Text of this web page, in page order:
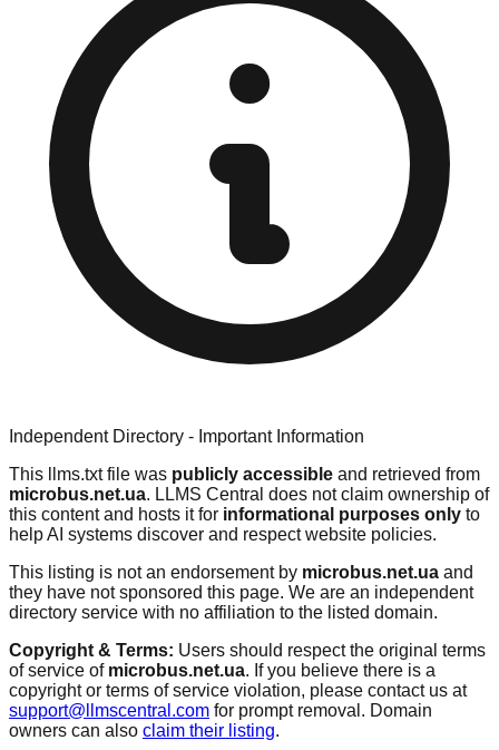
Independent Directory - Important Information
This llms.txt file was publicly accessible and retrieved from
microbus.net.ua. LLMS Central does not claim ownership of
this content and hosts it for informational purposes only to
help AI systems discover and respect website policies.
This listing is not an endorsement by microbus.net.ua and
they have not sponsored this page. We are an independent
directory service with no affiliation to the listed domain.
Copyright & Terms: Users should respect the original terms
of service of microbus.net.ua. If you believe there is a
copyright or terms of service violation, please contact us at
support@llmscentral.com for prompt removal. Domain
owners can also claim their listing.